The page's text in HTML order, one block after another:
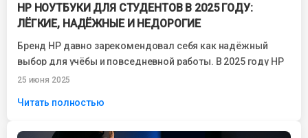
HP НОУТБУКИ ДЛЯ СТУДЕНТОВ В 2025 ГОДУ:
ЛЁГКИЕ, НАДЁЖНЫЕ И НЕДОРОГИЕ
Бренд HP давно зарекомендовал себя как надёжный
выбор для учёбы и повседневной работы. В 2025 году HP
ноутбуки для студентов...
25 июня 2025
Читать полностью